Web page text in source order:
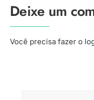
Deixe um
Você precisa fazer o